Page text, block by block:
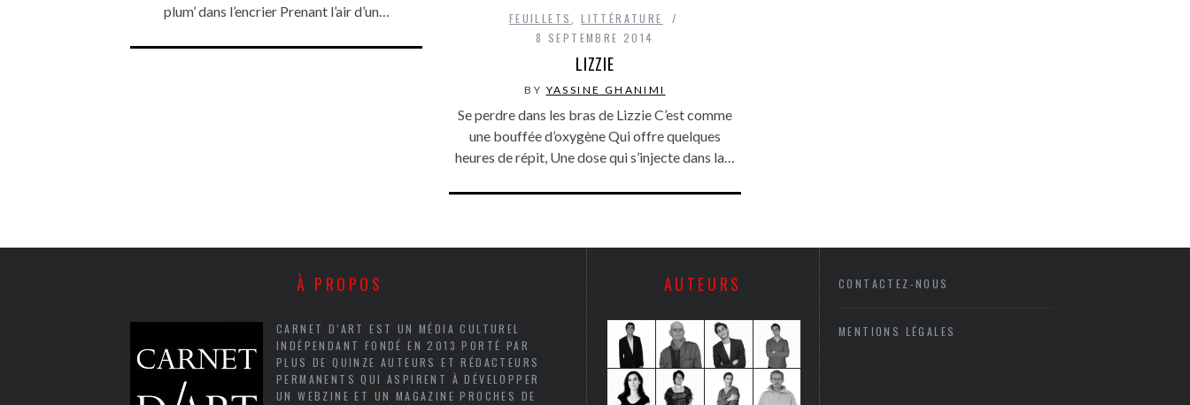
plum’ dans l’encrier Prenant l’air d’un…
FEUILLETS ,LITTÉRATURE
8 SEPTEMBRE 2014
LIZZIE
BY YASSINE GHANIMI
Se perdre dans les bras de Lizzie C’est comme
une bouffée d’oxygène Qui offre quelques
heures de répit, Une dose qui s’injecte dans la…
À PROPOS
CARNET D’ART EST UN MÉDIA CULTUREL
INDÉPENDANT FONDÉ EN 2013 PORTÉ PAR
PLUS DE QUINZE AUTEURS ET RÉDACTEURS
PERMANENTS QUI ASPIRENT À DÉVELOPPER
UN WEBZINE ET UN MAGAZINE PROCHES DE
AUTEURS CONTACTEZ-NOUS
MENTIONS LÉGALES